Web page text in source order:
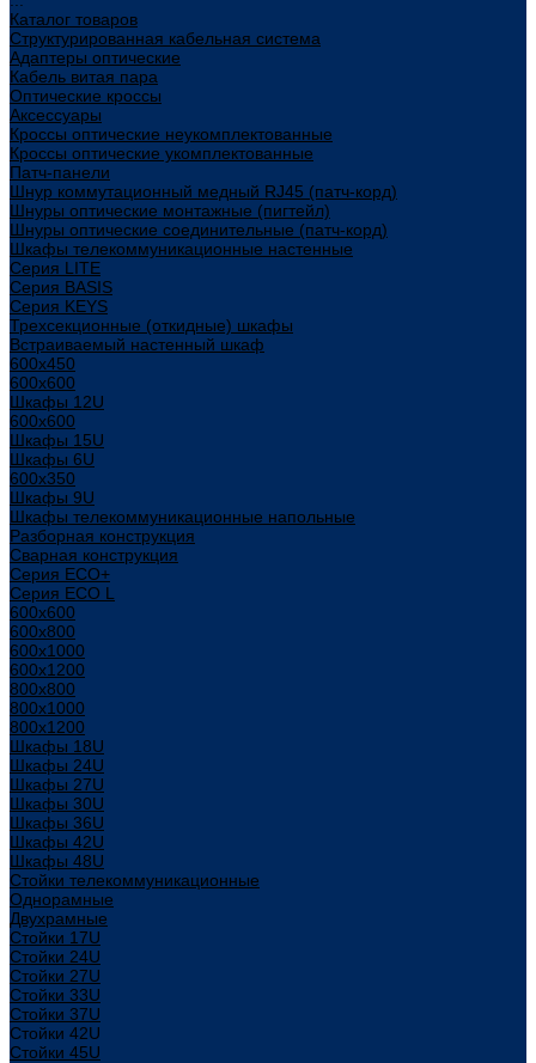
Каталог товаров
Структурированная кабельная система
Адаптеры оптические
Кабель витая пара
Оптические кроссы
Аксессуары
Кроссы оптические неукомплектованные
Кроссы оптические укомплектованные
Патч-панели
Шнур коммутационный медный RJ45 (патч-корд)
Шнуры оптические монтажные (пигтейл)
Шнуры оптические соединительные (патч-корд)
Шкафы телекоммуникационные настенные
Cерия LITE
Cерия BASIS
Cерия KEYS
Трехсекционные (откидные) шкафы
Встраиваемый настенный шкаф
600x450
600x600
Шкафы 12U
600x600
Шкафы 15U
Шкафы 6U
600x350
Шкафы 9U
Шкафы телекоммуникационные напольные
Разборная конструкция
Сварная конструкция
Серия ECO+
Серия ECO L
600x600
600x800
600х1000
600х1200
800x800
800х1000
800х1200
Шкафы 18U
Шкафы 24U
Шкафы 27U
Шкафы 30U
Шкафы 36U
Шкафы 42U
Шкафы 48U
Стойки телекоммуникационные
Однорамные
Двухрамные
Стойки 17U
Стойки 24U
Стойки 27U
Стойки 33U
Стойки 37U
Стойки 42U
Стойки 45U